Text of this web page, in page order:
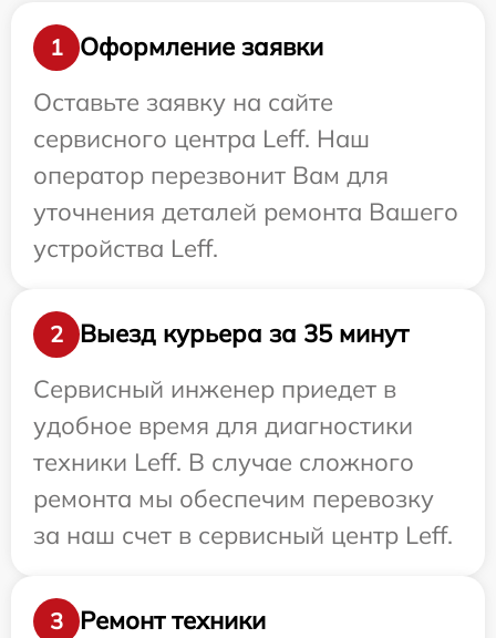
1
Оформление заявки
Оставьте заявку на сайте
сервисного центра Leff. Наш
оператор перезвонит Вам для
уточнения деталей ремонта Вашего
устройства Leff.
2
Выезд курьера за 35 минут
Сервисный инженер приедет в
удобное время для диагностики
техники Leff. В случае сложного
ремонта мы обеспечим перевозку
за наш счет в сервисный центр Leff.
3
Ремонт техники